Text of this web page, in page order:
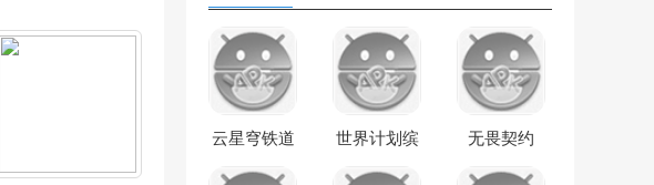
云星穹铁道
世界计划缤
无畏契约